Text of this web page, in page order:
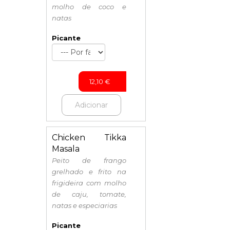
molho de coco e
natas
Picante
12,10 €
Adicionar
Chicken Tikka
Masala
Peito de frango
grelhado e frito na
frigideira com molho
de caju, tomate,
natas e especiarias
Picante